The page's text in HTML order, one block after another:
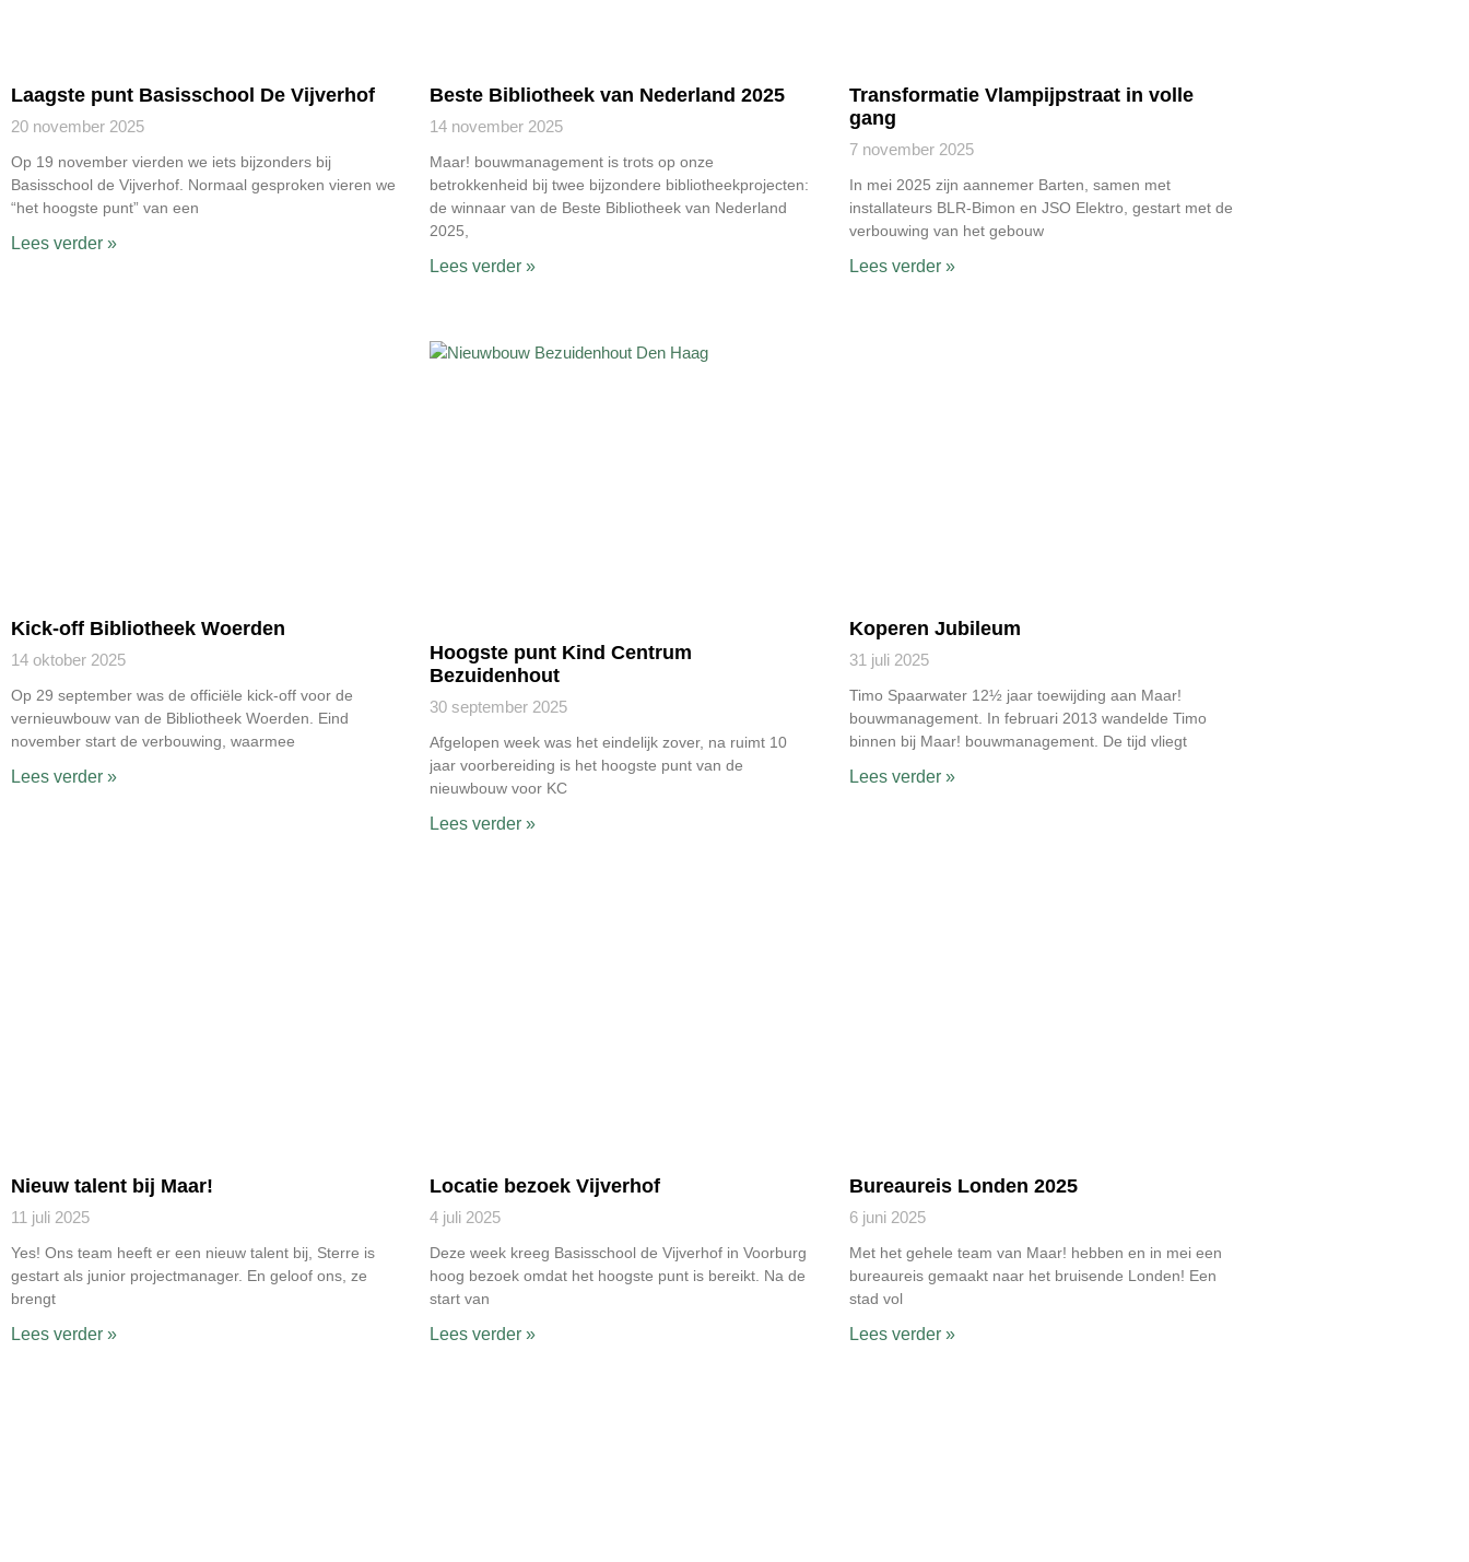
Laagste punt Basisschool De Vijverhof
20 november 2025
Op 19 november vierden we iets bijzonders bij
Basisschool de Vijverhof. Normaal gesproken vieren we
“het hoogste punt” van een
Lees verder »
Beste Bibliotheek van Nederland 2025
14 november 2025
Maar! bouwmanagement is trots op onze
betrokkenheid bij twee bijzondere bibliotheekprojecten:
de winnaar van de Beste Bibliotheek van Nederland
2025,
Lees verder »
Transformatie Vlampijpstraat in volle
gang
7 november 2025
In mei 2025 zijn aannemer Barten, samen met
installateurs BLR-Bimon en JSO Elektro, gestart met de
verbouwing van het gebouw
Lees verder »
Kick-off Bibliotheek Woerden
14 oktober 2025
Op 29 september was de officiële kick-off voor de
vernieuwbouw van de Bibliotheek Woerden. Eind
november start de verbouwing, waarmee
Lees verder »
Hoogste punt Kind Centrum
Bezuidenhout
30 september 2025
Afgelopen week was het eindelijk zover, na ruimt 10
jaar voorbereiding is het hoogste punt van de
nieuwbouw voor KC
Lees verder »
Koperen Jubileum
31 juli 2025
Timo Spaarwater 12½ jaar toewijding aan Maar!
bouwmanagement. In februari 2013 wandelde Timo
binnen bij Maar! bouwmanagement. De tijd vliegt
Lees verder »
Nieuw talent bij Maar!
11 juli 2025
Yes! Ons team heeft er een nieuw talent bij, Sterre is
gestart als junior projectmanager. En geloof ons, ze
brengt
Lees verder »
Locatie bezoek Vijverhof
4 juli 2025
Deze week kreeg Basisschool de Vijverhof in Voorburg
hoog bezoek omdat het hoogste punt is bereikt. Na de
start van
Lees verder »
Bureaureis Londen 2025
6 juni 2025
Met het gehele team van Maar! hebben en in mei een
bureaureis gemaakt naar het bruisende Londen! Een
stad vol
Lees verder »